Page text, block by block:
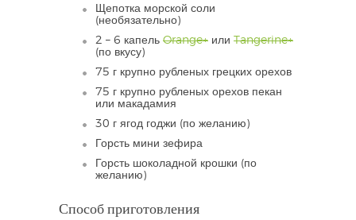
Щепотка морской соли
(необязательно)
2 – 6 капель Orange+ или Tangerine+
(по вкусу)
75 г крупно рубленых грецких орехов
75 г крупно рубленых орехов пекан
или макадамия
30 г ягод годжи (по желанию)
Горсть мини зефира
Горсть шоколадной крошки (по
желанию)
Способ приготовления